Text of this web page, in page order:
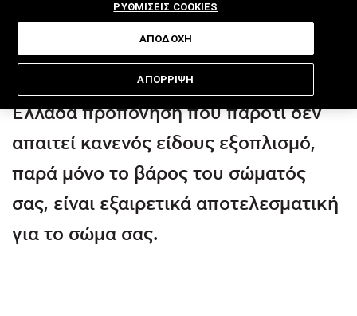
Η εμπνευσμένη από την Αρχαία
Ελλάδα προπόνηση που παρότι δεν
απαιτεί κανενός είδους εξοπλισμό,
παρά μόνο το βάρος του σώματός
σας, είναι εξαιρετικά αποτελεσματική
για το σώμα σας.
ΡΥΘΜΙΣΕΙΣ COOKIES
ΑΠΟΡΡΙΨΗ
ΑΠΟΔΟΧΗ